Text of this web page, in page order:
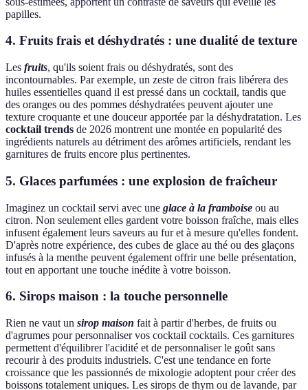
papilles.
4. Fruits frais et déshydratés : une dualité de texture
Les fruits, qu'ils soient frais ou déshydratés, sont des
incontournables. Par exemple, un zeste de citron frais libérera des
huiles essentielles quand il est pressé dans un cocktail, tandis que
des oranges ou des pommes déshydratées peuvent ajouter une
texture croquante et une douceur apportée par la déshydratation. Les
cocktail trends de 2026 montrent une montée en popularité des
ingrédients naturels au détriment des arômes artificiels, rendant les
garnitures de fruits encore plus pertinentes.
5. Glaces parfumées : une explosion de fraîcheur
Imaginez un cocktail servi avec une glace à la framboise ou au
citron. Non seulement elles gardent votre boisson fraîche, mais elles
infusent également leurs saveurs au fur et à mesure qu'elles fondent.
D'après notre expérience, des cubes de glace au thé ou des glaçons
infusés à la menthe peuvent également offrir une belle présentation,
tout en apportant une touche inédite à votre boisson.
6. Sirops maison : la touche personnelle
Rien ne vaut un sirop maison fait à partir d'herbes, de fruits ou
d'agrumes pour personnaliser vos cocktail cocktails. Ces garnitures
permettent d'équilibrer l'acidité et de personnaliser le goût sans
recourir à des produits industriels. C'est une tendance en forte
croissance que les passionnés de mixologie adoptent pour créer des
boissons totalement uniques. Les sirops de thym ou de lavande, par